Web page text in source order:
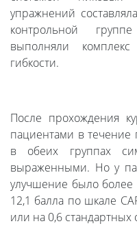
упражнений
контрольной
выполняли
гибкости.
После прохождения
пациентами в течение
в обеих группах
выраженными. Но у
улучшение было
12,1 балла по шкале
или на 0,6 стандартных